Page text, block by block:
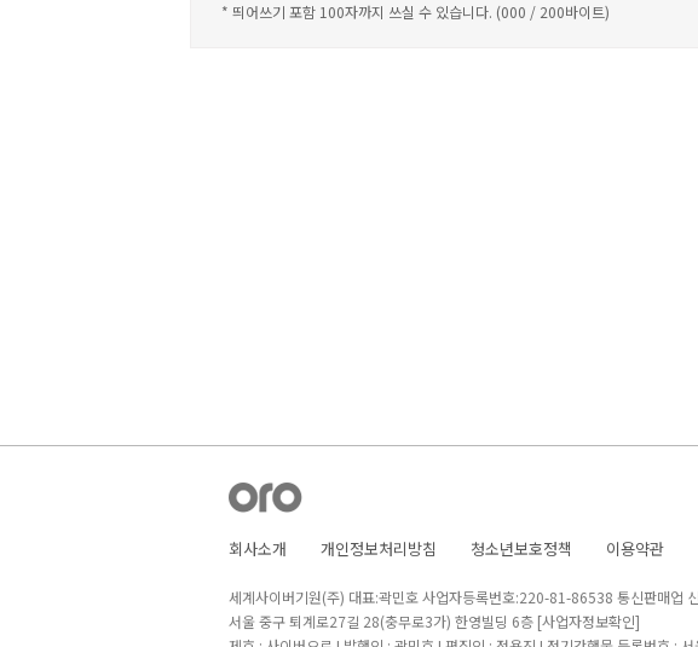
* 띄어쓰기 포함 100자까지 쓰실 수 있습니다. (000 / 200바이트)
회사소개 개인정보처리방침 청소년보호정책 이용약관
세계사이버기원(주) 대표:곽민호 사업자등록번호:220-81-86538 통신판매업
서울 중구 퇴계로27길 28(충무로3가) 한영빌딩 6층 [사업자정보확인]